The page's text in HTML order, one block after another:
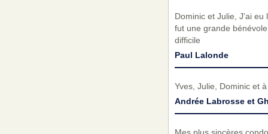
Dominic et Julie, J'ai
fut une grande
difficile
Paul Lalonde
Yves, Julie, Dominic et
Andrée Labrosse et